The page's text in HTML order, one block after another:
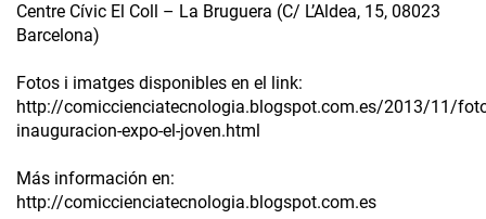
Centre Cívic El Coll – La Bruguera (C/ L’Aldea, 15, 08023
Barcelona)
Fotos i imatges disponibles en el link:
http://comiccienciatecnologia.blogspot.com.es/2013/11/
inauguracion-expo-el-joven.html
Más información en:
http://comiccienciatecnologia.blogspot.com.es